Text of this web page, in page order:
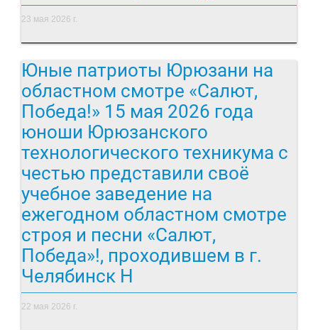
23 мая 2026 г.
Юные патриоты Юрюзани на
областном смотре «Салют,
Победа!» 15 мая 2026 года
юноши Юрюзанского
технологического техникума с
честью представили своё
учебное заведение на
ежегодном областном смотре
строя и песни «Салют,
Победа»!, проходившем в г.
Челябинск Н
22 мая 2026 г.